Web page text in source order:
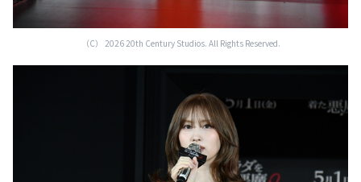
（C） 2026 20th Century Studios. All Rights Reserved.